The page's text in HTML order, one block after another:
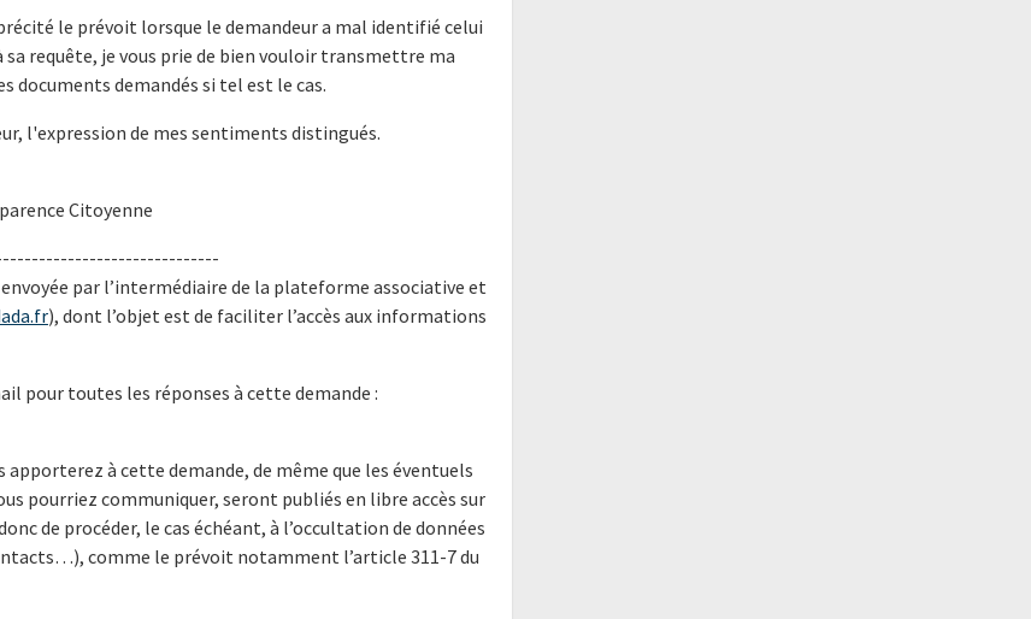
le prévoit lorsque le demandeur a mal identifié celui
requête, je vous prie de bien vouloir transmettre ma
documents demandés si tel est le cas.
l'expression de mes sentiments distingués.
Citoyenne
envoyée par l’intermédiaire de la plateforme associative et
), dont l’objet est de faciliter l’accès aux informations
pour toutes les réponses à cette demande :
à cette demande, de même que les éventuels
pourriez communiquer, seront publiés en libre accès sur
de procéder, le cas échéant, à l’occultation de données
comme le prévoit notamment l’article 311-7 du